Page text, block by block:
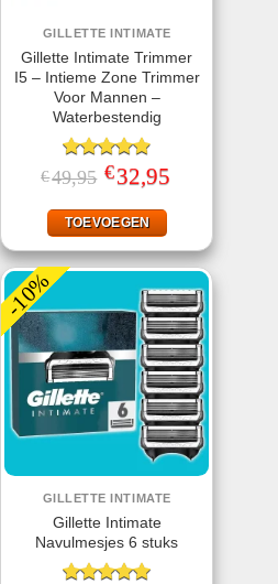
GILLETTE INTIMATE
Gillette Intimate Trimmer
I5 – Intieme Zone Trimmer
Voor Mannen –
Waterbestendig
Gewaardeerd
4.93uit 5
€49,95 Oorspronkelijke
prijs
€49,95.
€32,95prijs
TOEVOEGEN
-10%
GILLETTE INTIMATE
Gillette Intimate
Navulmesjes 6 stuks